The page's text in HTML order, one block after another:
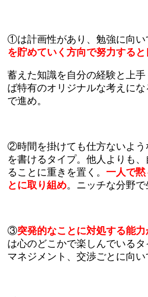
①は計画性があり、勉強に向い
を貯めていく方向で努力すると
蓄えた知識を自分の経験と上
ば特有のオリジナルな考えにな
で進め。
②時間を掛けても仕方ないよう
を書けるタイプ。他人よりも
ることに重きを置く。 一人で黙
とに取り組め。ニッチな分野で
③突発的なことに対処する能力
は心のどこかで楽しんでいるタ
マネジメント、交渉ごとに向い